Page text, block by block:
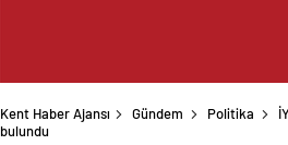
Kent Haber Ajansı Gündem Politika